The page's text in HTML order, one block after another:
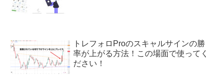
トレフォロProのスキャルサインの勝
率が上がる方法！この場面で使ってく
ださい！